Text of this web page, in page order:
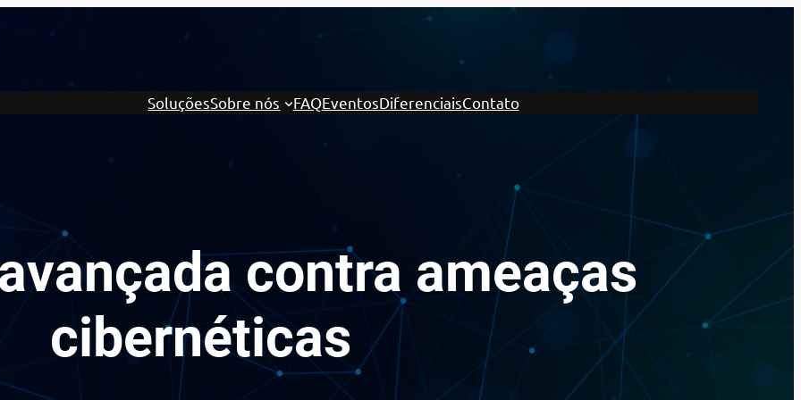
SoluçõesSobre nós FAQEventosDiferenciaisContato
contra ameaças
cibernéticas